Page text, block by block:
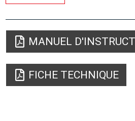
MANUEL
FICHE TECHNIQUE